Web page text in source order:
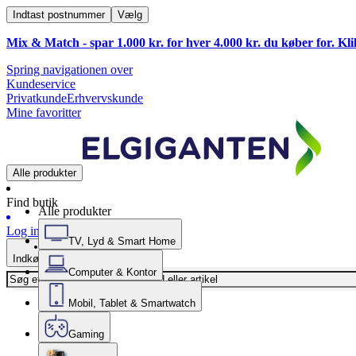
Indtast postnummer Vælg
Mix & Match - spar 1.000 kr. for hver 4.000 kr. du køber for.
Spring navigationen over
Kundeservice
PrivatkundeErhvervskunde
Mine favoritter
Alle produkter
Find butik
Log ind
Indkøbskurv
Alle produkter
TV, Lyd & Smart Home
Computer & Kontor
Mobil, Tablet & Smartwatch
Gaming